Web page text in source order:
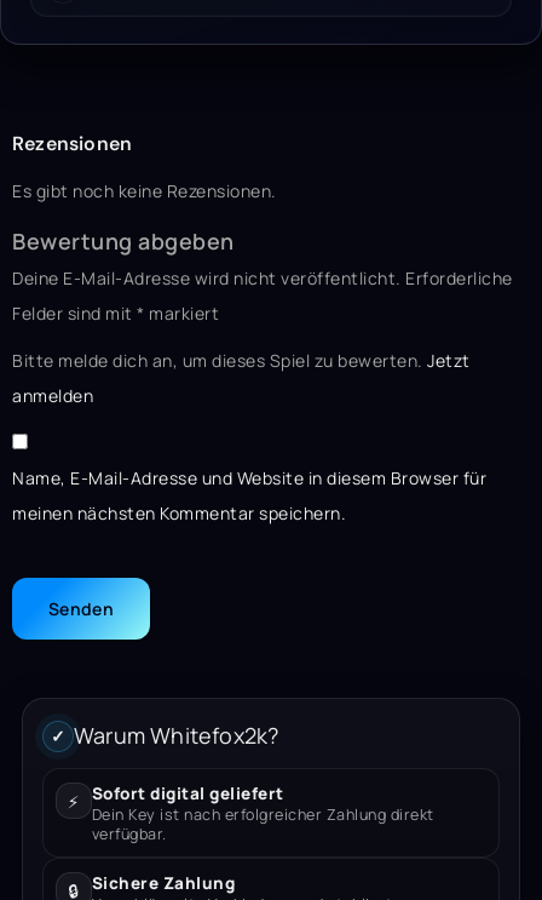
Rezensionen
Es gibt noch keine Rezensionen.
Bewertung abgeben
Deine E-Mail-Adresse wird nicht veröffentlicht. Erforderliche
Felder sind mit * markiert
Bitte melde dich an, um dieses Spiel zu bewerten. Jetzt
anmelden
Name, E-Mail-Adresse und Website in diesem Browser für
meinen nächsten Kommentar speichern.
✓ Warum Whitefox2k?
⚡ Sofort digital geliefert
Dein Key ist nach erfolgreicher Zahlung direkt
verfügbar.
🔒 Sichere Zahlung